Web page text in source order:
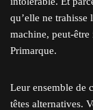
qu’elle ne
machine, peut-
Primarque.
Leur ensemble de
têtes alternatives.